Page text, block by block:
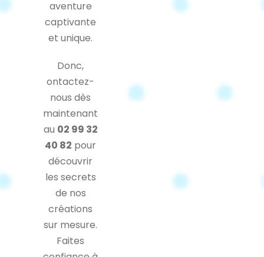
aventure
captivante
et unique.
Donc,
ontactez-
nous dès
maintenant
au 02 99 32
40 82 pour
découvrir
les secrets
de nos
créations
sur mesure.
Faites